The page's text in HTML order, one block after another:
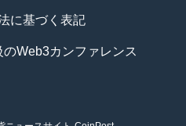
に基づく表記
Web3カンファレンス